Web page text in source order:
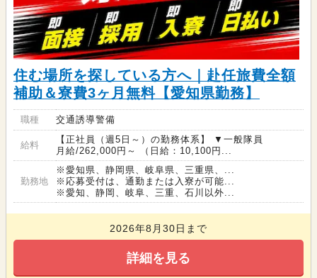
住む場所を探している方へ｜赴任旅費全額
補助＆寮費3ヶ月無料【愛知県勤務】
職種 交通誘導警備
給料
【正社員（週5日～）の勤務体系】 ▼一般隊員
月給/262,000円～ （日給：10,100円...
勤務地
※愛知県、静岡県、岐阜県、三重県、...
※応募受付は、通勤または入寮が可能...
※愛知、静岡、岐阜、三重、石川以外...
2026年8月30日まで
詳細を見る